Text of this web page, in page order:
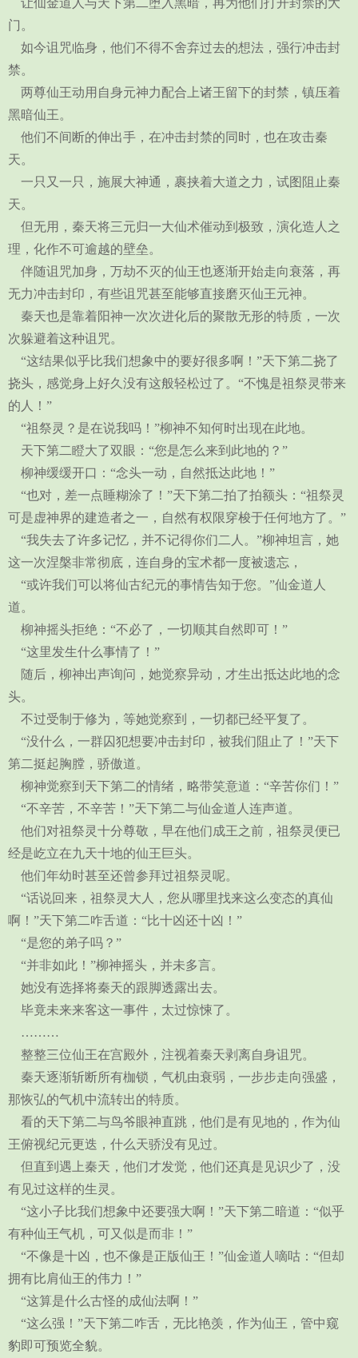
让仙金道人与天下第二堕入黑暗，再为他们打开封禁的大
门。
如今诅咒临身，他们不得不舍弃过去的想法，强行冲击封
禁。
两尊仙王动用自身元神力配合上诸王留下的封禁，镇压着
黑暗仙王。
他们不间断的伸出手，在冲击封禁的同时，也在攻击秦
天。
一只又一只，施展大神通，裹挟着大道之力，试图阻止秦
天。
但无用，秦天将三元归一大仙术催动到极致，演化造人之
理，化作不可逾越的壁垒。
伴随诅咒加身，万劫不灭的仙王也逐渐开始走向衰落，再
无力冲击封印，有些诅咒甚至能够直接磨灭仙王元神。
秦天也是靠着阳神一次次进化后的聚散无形的特质，一次
次躲避着这种诅咒。
“这结果似乎比我们想象中的要好很多啊！”天下第二挠了
挠头，感觉身上好久没有这般轻松过了。“不愧是祖祭灵带来
的人！”
“祖祭灵？是在说我吗！”柳神不知何时出现在此地。
天下第二瞪大了双眼：“您是怎么来到此地的？”
柳神缓缓开口：“念头一动，自然抵达此地！”
“也对，差一点睡糊涂了！”天下第二拍了拍额头：“祖祭灵
可是虚神界的建造者之一，自然有权限穿梭于任何地方了。”
“我失去了许多记忆，并不记得你们二人。”柳神坦言，她
这一次涅槃非常彻底，连自身的宝术都一度被遗忘，
“或许我们可以将仙古纪元的事情告知于您。”仙金道人
道。
柳神摇头拒绝：“不必了，一切顺其自然即可！”
“这里发生什么事情了！”
随后，柳神出声询问，她觉察异动，才生出抵达此地的念
头。
不过受制于修为，等她觉察到，一切都已经平复了。
“没什么，一群囚犯想要冲击封印，被我们阻止了！”天下
第二挺起胸膛，骄傲道。
柳神觉察到天下第二的情绪，略带笑意道：“辛苦你们！”
“不辛苦，不辛苦！”天下第二与仙金道人连声道。
他们对祖祭灵十分尊敬，早在他们成王之前，祖祭灵便已
经是屹立在九天十地的仙王巨头。
他们年幼时甚至还曾参拜过祖祭灵呢。
“话说回来，祖祭灵大人，您从哪里找来这么变态的真仙
啊！”天下第二咋舌道：“比十凶还十凶！”
“是您的弟子吗？”
“并非如此！”柳神摇头，并未多言。
她没有选择将秦天的跟脚透露出去。
毕竟未来来客这一事件，太过惊悚了。
………
整整三位仙王在宫殿外，注视着秦天剥离自身诅咒。
秦天逐渐斩断所有枷锁，气机由衰弱，一步步走向强盛，
那恢弘的气机中流转出的特质。
看的天下第二与鸟爷眼神直跳，他们是有见地的，作为仙
王俯视纪元更迭，什么天骄没有见过。
但直到遇上秦天，他们才发觉，他们还真是见识少了，没
有见过这样的生灵。
“这小子比我们想象中还要强大啊！”天下第二暗道：“似乎
有种仙王气机，可又似是而非！”
“不像是十凶，也不像是正版仙王！”仙金道人嘀咕：“但却
拥有比肩仙王的伟力！”
“这算是什么古怪的成仙法啊！”
“这么强！”天下第二咋舌，无比艳羡，作为仙王，管中窥
豹即可预览全貌。